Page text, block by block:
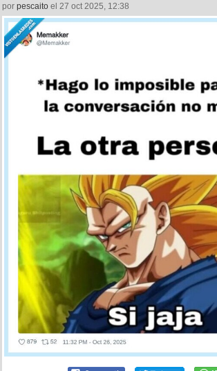
por pescaito el 27 oct 2025, 12:38